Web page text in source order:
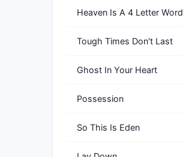
Heaven Is A 4 Letter Word
Tough Times Don't Last
Ghost In Your Heart
Possession
So This Is Eden